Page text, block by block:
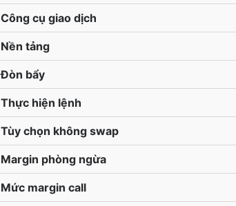
Công cụ giao dịch
Nền tảng
Đòn bẩy
Thực hiện lệnh
Tùy chọn không swap
Margin phòng ngừa
Mức margin call